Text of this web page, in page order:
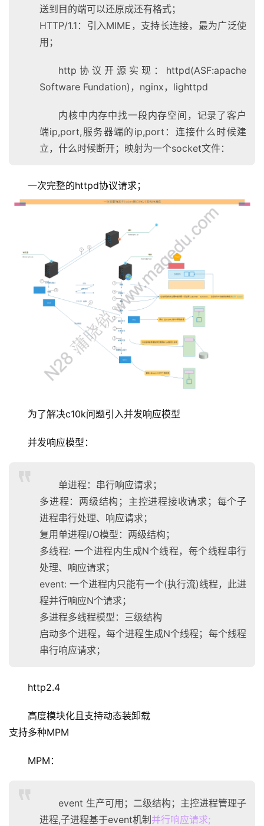
送到目的端可以还原成还有格式；
HTTP/1.1：引入MIME，支持长连接，最为广泛使
用；
http协议开源实现：httpd(ASF:apache
Software Fundation)，nginx，lighttpd
内核中内存中找一段内存空间，记录了客户
端ip,port,服务器端的ip,port：连接什么时候建
立，什么时候断开；映射为一个socket文件：
一次完整的httpd协议请求；
为了解决c10k问题引入并发响应模型
并发响应模型：
单进程：串行响应请求；
多进程：两级结构；主控进程接收请求；每个子
进程串行处理、响应请求；
复用单进程I/O模型：两级结构；
多线程: 一个进程内生成N个线程，每个线程串行
处理、响应请求；
event: 一个进程内只能有一个(执行流)线程，此进
程并行响应N个请求；
多进程多线程模型：三级结构
启动多个进程，每个进程生成N个线程；每个线程
串行响应请求；
http2.4
高度模块化且支持动态装卸载
支持多种MPM
MPM：
event 生产可用；二级结构；主控进程管理子
进程,子进程基于event机制并行响应请求;